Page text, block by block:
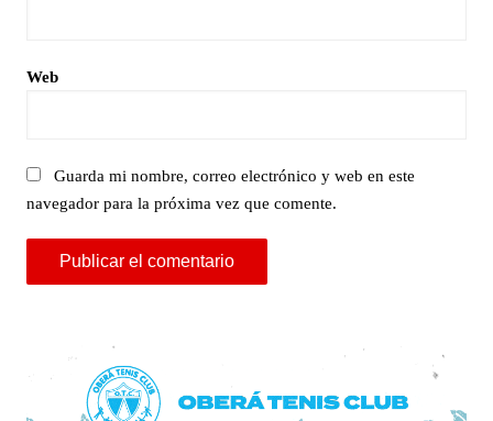
Web
Guarda mi nombre, correo electrónico y web en este
navegador para la próxima vez que comente.